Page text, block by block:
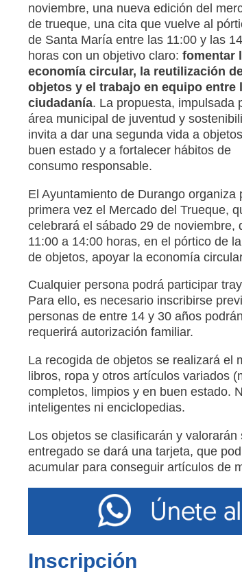
noviembre, una nueva edición del
de trueque, una cita que vuelve al
de Santa María entre las 11:00 y las
horas con un objetivo claro: fomentar
economía circular, la reutilización
objetos y el trabajo en equipo entre
ciudadanía. La propuesta, impulsada
área municipal de juventud y
invita a dar una segunda vida a
buen estado y a fortalecer hábitos de
consumo responsable.
El Ayuntamiento de Durango organiza
primera vez el Mercado del Trueque,
celebrará el sábado 29 de noviembre,
11:00 a 14:00 horas, en el pórtico de
de objetos, apoyar la economía
Cualquier persona podrá participar
Para ello, es necesario inscribirse
personas de entre 14 y 30 años
requerirá autorización familiar.
La recogida de objetos se realizará el
libros, ropa y otros artículos variados
completos, limpios y en buen estado.
inteligentes ni enciclopedias.
Los objetos se clasificarán y
entregado se dará una tarjeta, que
acumular para conseguir artículos de
Inscripción